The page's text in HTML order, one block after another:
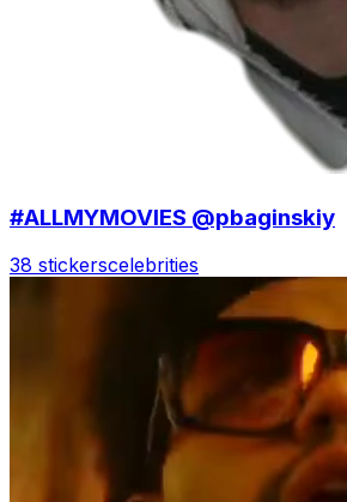
#ALLMYMOVIES @pbaginskiy
38 stickerscelebrities